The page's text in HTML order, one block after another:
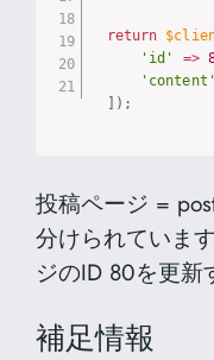
return
'id'
=>
'content'
] ) ;
投稿ページ =
分けられていま
ジのID 80を更新
補足情報